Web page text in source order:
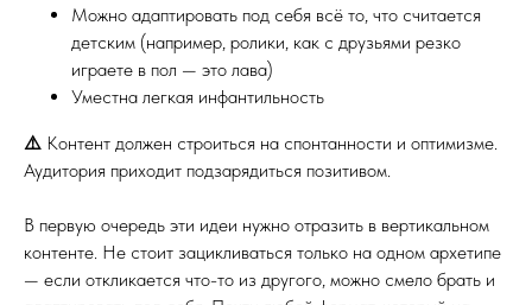
Можно адаптировать под себя всё то, что считается
детским (например, ролики, как с друзьями резко
играете в пол — это лава)
Уместна легкая инфантильность
⚠️ Контент должен строиться на спонтанности и оптимизме.
Аудитория приходит подзарядиться позитивом.
В первую очередь эти идеи нужно отразить в вертикальном
контенте. Не стоит зацикливаться только на одном архетипе
— если откликается что-то из другого, можно смело брать и